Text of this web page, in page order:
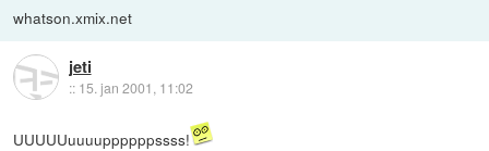
whatson.xmix.net
jeti
:: 15. jan 2001, 11:02
UUUUUuuuuppppppssss!